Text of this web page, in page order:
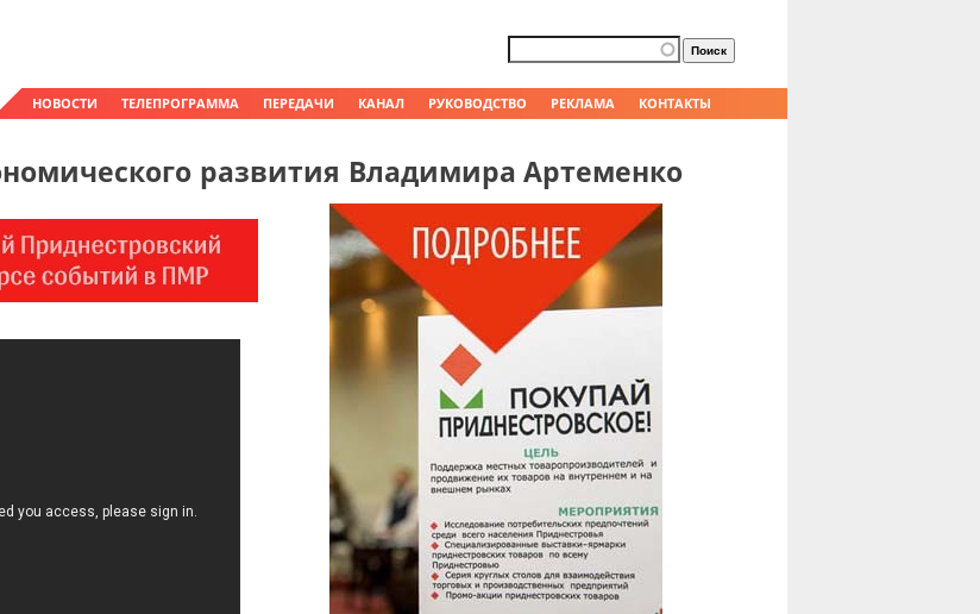
НОВОСТИ ТЕЛЕПРОГРАММА ПЕРЕДАЧИ КАНАЛ РУКОВОДСТВО РЕКЛАМА КОНТАКТЫ
Форма поиска
Поиск
развития Владимира Артеменко